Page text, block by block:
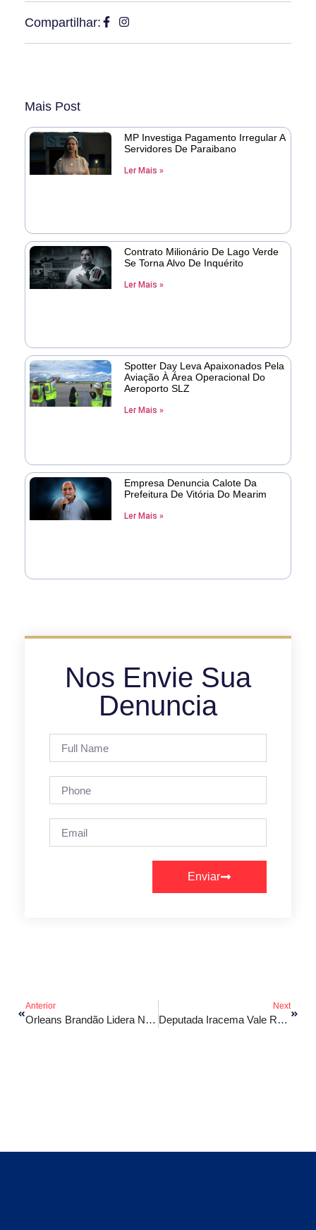
Compartilhar:
Mais Post
MP Investiga Pagamento Irregular A
Servidores De Paraibano
Ler Mais »
Contrato Milionário De Lago Verde
Se Torna Alvo De Inquérito
Ler Mais »
Spotter Day Leva Apaixonados Pela
Aviação À Área Operacional Do
Aeroporto SLZ
Ler Mais »
Empresa Denuncia Calote Da
Prefeitura De Vitória Do Mearim
Ler Mais »
Nos Envie Sua
Denuncia
Enviar
Anterior
Orleans Brandão Lidera Nova Pesquisa Para Governo Do Estado
Next
Deputada Iracema Vale Recebe Maior Honraria Do TRT-MA